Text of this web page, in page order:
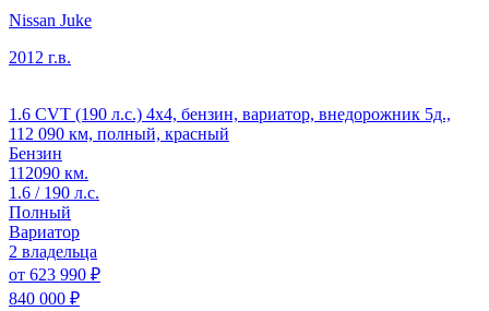
Nissan Juke
2012 г.в.
1.6 CVT (190 л.с.) 4x4, бензин, вариатор, внедорожник 5д.,
112 090 км, полный, красный
Бензин
112090 км.
1.6 / 190 л.с.
Полный
Вариатор
2 владельца
от 623 990 ₽
840 000 ₽